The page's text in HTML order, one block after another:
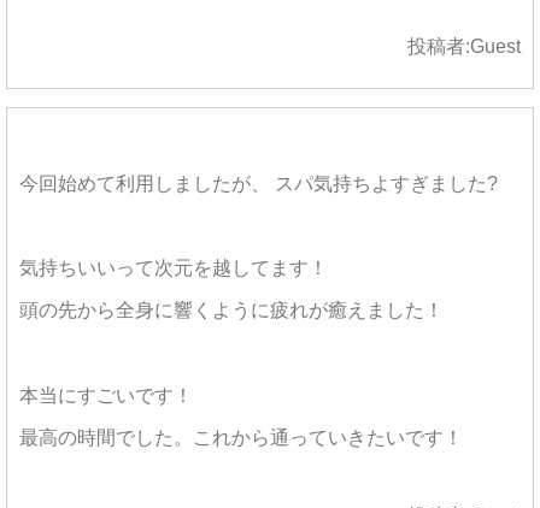
投稿者:Guest
今回始めて利用しましたが、 スパ気持ちよすぎました?
気持ちいいって次元を越してます！
頭の先から全身に響くように疲れが癒えました！
本当にすごいです！
最高の時間でした。これから通っていきたいです！